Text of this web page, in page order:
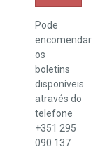
Pode
encomendar
os
boletins
disponíveis
através do
telefone
+351 295
090 137